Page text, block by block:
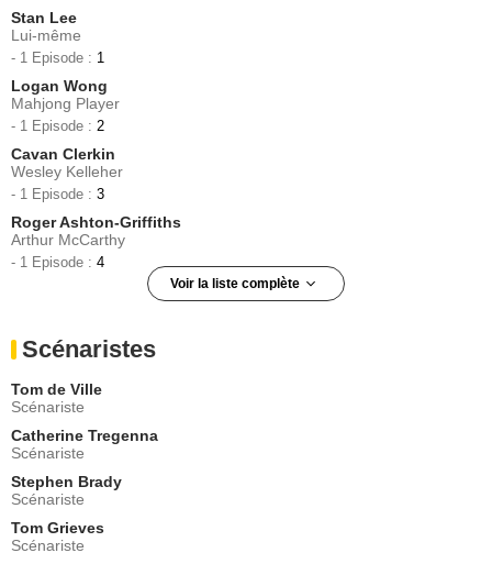
Stan Lee
Lui-même
- 1 Episode : 1
Logan Wong
Mahjong Player
- 1 Episode : 2
Cavan Clerkin
Wesley Kelleher
- 1 Episode : 3
Roger Ashton-Griffiths
Arthur McCarthy
- 1 Episode : 4
Voir la liste complète
- 1 Episode :5
Jeune fille
- 1 Episode :
Yennis Cheung-Yan
Shaolin To
- 1 Episode :1
Tony Tang
Mahjong Player
- 1 Episode :
Scénaristes
Tom de Ville
Scénariste
Catherine Tregenna
Scénariste
Stephen Brady
Scénariste
Tom Grieves
Scénariste